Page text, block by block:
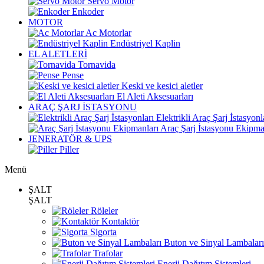
Enkoder
MOTOR
Ac Motorlar
Endüstriyel Kaplin
EL ALETLERİ
Tornavida
Pense
Keski ve kesici aletler
El Aleti Aksesuarları
ARAÇ ŞARJ İSTASYONU
Elektrikli Araç Şarj
Araç Şarj İstasyonu
JENERATÖR & UPS
Piller
Menü
ŞALT
ŞALT
Röleler
Kontaktör
Sigorta
Buton ve Sinyal Lambaları
Trafolar